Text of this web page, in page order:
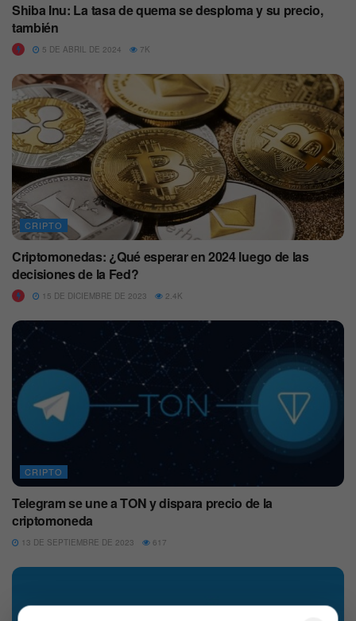
Shiba Inu: La tasa de quema se desploma y su precio,
también
5 DE ABRIL DE 2024 7K
CRIPTO
Criptomonedas: ¿Qué esperar en 2024 luego de las
decisiones de la Fed?
15 DE DICIEMBRE DE 2023 2.4K
CRIPTO
Telegram se une a TON y dispara precio de la
criptomoneda
13 DE SEPTIEMBRE DE 2023 617